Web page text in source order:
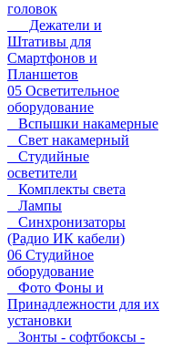
головок
Дежатели и
Штативы для
Смартфонов и
Планшетов
05 Осветительное
оборудование
Вспышки накамерные
Свет накамерный
Студийные
осветители
Комплекты света
Лампы
Синхронизаторы
(Радио ИК кабели)
06 Студийное
оборудование
Фото Фоны и
Принадлежности для их
установки
Зонты - софтбоксы -